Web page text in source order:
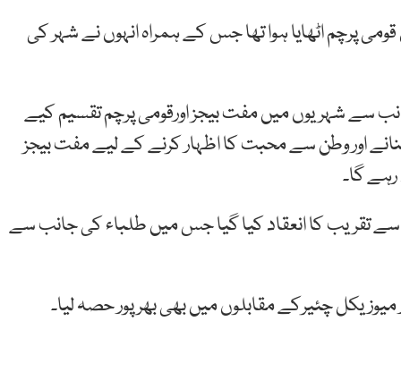
پرچم اٹھایا ہوا تھا جس کے ہمراہ انہوں نے شہر کی
سے شہریوں میں مفت بیجز اورقومی پرچم تقسیم کیے
اور وطن سے محبت کا اظہار کرنے کے لیے مفت بیجز
14 اگست کی مناسبت سے تقریب کا انعقاد کیا گیا جس میں طلباء کی جانب سے
چئیرکے مقابلوں میں بھی بھرپور حصہ لیا۔